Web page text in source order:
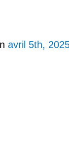
avril 5th,